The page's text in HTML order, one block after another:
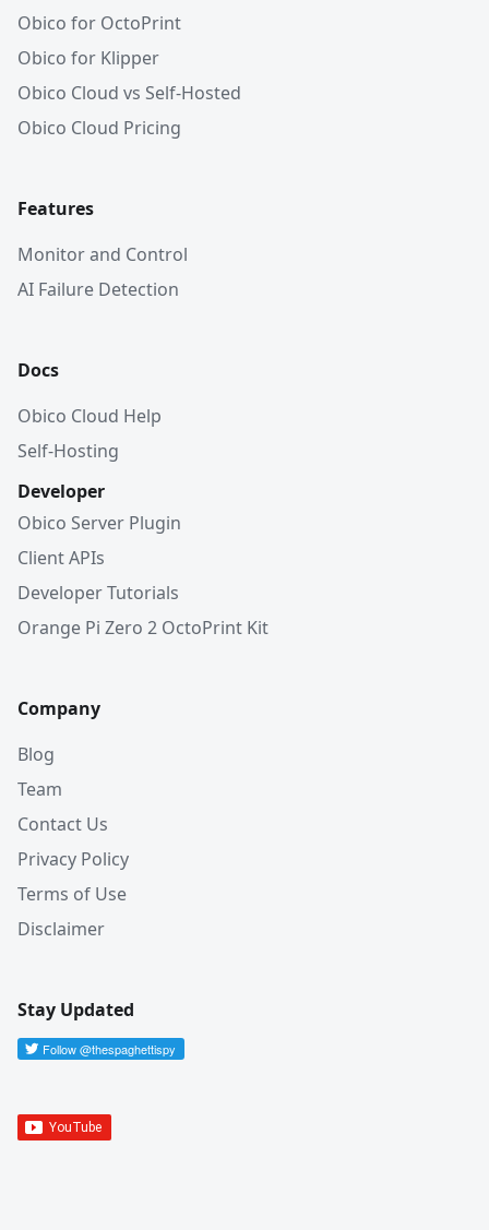
Obico for OctoPrint
Obico for Klipper
Obico Cloud vs Self-Hosted
Obico Cloud Pricing
Features
Monitor and Control
AI Failure Detection
Docs
Obico Cloud Help
Self-Hosting
Developer
Obico Server Plugin
Client APIs
Developer Tutorials
Orange Pi Zero 2 OctoPrint Kit
Company
Blog
Team
Contact Us
Privacy Policy
Terms of Use
Disclaimer
Stay Updated